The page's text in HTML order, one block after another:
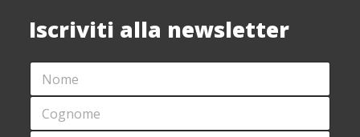
Iscriviti alla newsletter
N
M
*
C
G